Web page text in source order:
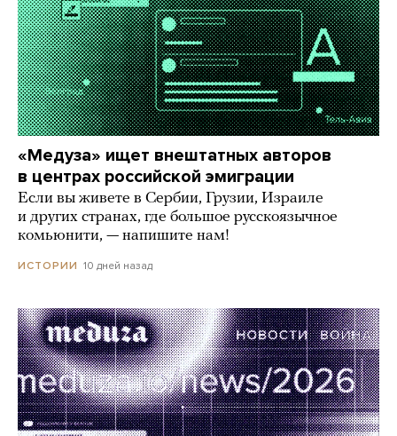
«Медуза» ищет внештатных авторов
в центрах российской эмиграции
Если вы живете в Сербии, Грузии, Израиле
и других странах, где большое русскоязычное
комьюнити, — напишите нам!
ИСТОРИИ 10 дней назад